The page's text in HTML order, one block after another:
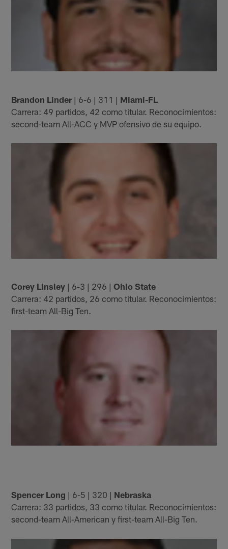
Brandon Linder| 6-6 | 311 | Miami-FL
Carrera: 49 partidos, 42 como titular. Reconocimientos:
second-team All-ACC y MVP ofensivo de su equipo.
Corey Linsley | 6-3 | 296 |Ohio State
Carrera: 42 partidos, 26 como titular. Reconocimientos:
first-team All-Big Ten.
Spencer Long | 6-5 | 320 | Nebraska
Carrera: 33 partidos, 33 como titular. Reconocimientos:
second-team All-American y first-team All-Big Ten.